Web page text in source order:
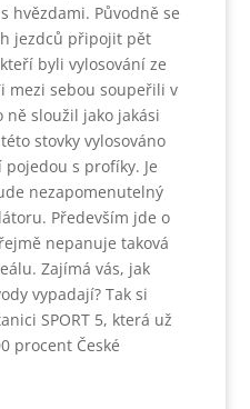
hvězdami. Původně se
jezdců připojit pět
byli vylosování ze
mezi sebou soupeřili v
sloužil jako jakási
stovky vylosováno
s profíky. Je
nezapomenutelný
Především jde o
nepanuje taková
Zajímá vás, jak
vypadají? Tak si
SPORT 5, která už
procent České